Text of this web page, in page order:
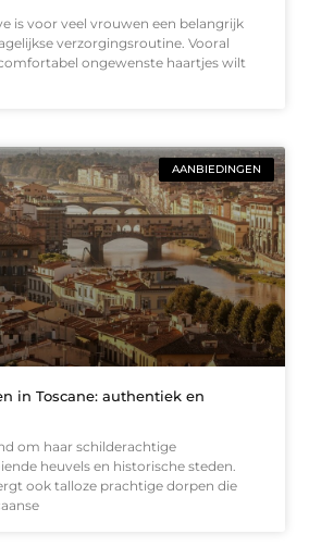
is voor veel vrouwen een belangrijk
verzorgingsroutine. Vooral
ongewenste haartjes wilt
AANBIEDINGEN
in Toscane: authentiek en
om haar schilderachtige
heuvels en historische steden.
ook talloze prachtige dorpen die